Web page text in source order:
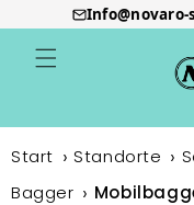
Direkt
zum
Inhalt
Start Standorte
Bagger